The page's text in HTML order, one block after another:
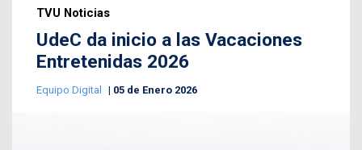
TVU Noticias
UdeC da inicio a las Vacaciones
Entretenidas 2026
Equipo Digital 05 de Enero 2026